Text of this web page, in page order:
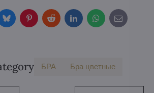
BlueskyPinterestRedditLinkedInWhatsApp
E-
mail
БPA Бра цветные